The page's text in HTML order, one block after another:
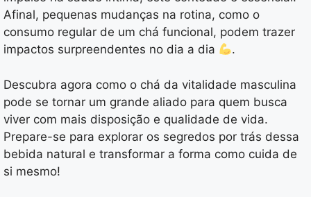
Afinal, pequenas mudanças na rotina, como o
consumo regular de um chá funcional, podem trazer
impactos surpreendentes no dia a dia
.
Descubra agora como o chá da vitalidade masculina
pode se tornar um grande aliado para quem busca
viver com mais disposição e qualidade de vida.
Prepare-se para explorar os segredos por trás dessa
bebida natural e transformar a forma como cuida de
si mesmo!